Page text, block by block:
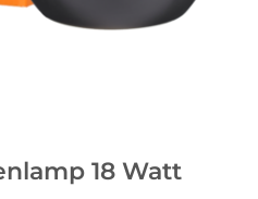
18 Watt